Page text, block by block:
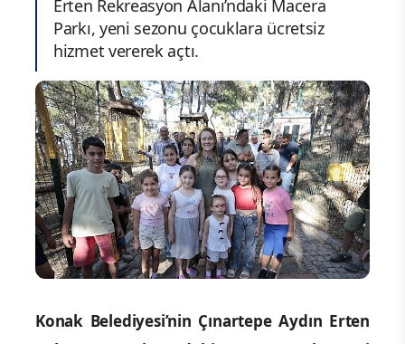
Erten Rekreasyon Alanı’ndaki Macera
Parkı, yeni sezonu çocuklara ücretsiz
hizmet vererek açtı.
Konak Belediyesi’nin Çınartepe Aydın Erten